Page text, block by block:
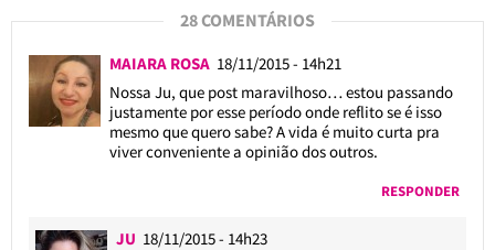
28 COMENTÁRIOS
MAIARA ROSA 18/11/2015 - 14h21
Nossa Ju, que post maravilhoso… estou passando
justamente por esse período onde reflito se é isso
mesmo que quero sabe? A vida é muito curta pra
viver conveniente a opinião dos outros.
RESPONDER
JU 18/11/2015 - 14h23